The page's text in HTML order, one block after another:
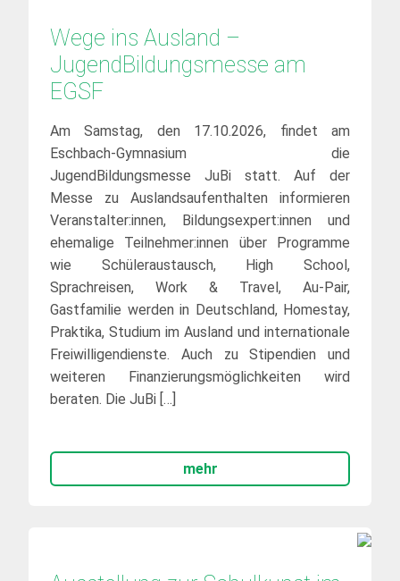
Wege ins Ausland –
JugendBildungsmesse am
EGSF
Am Samstag, den 17.10.2026, findet am
Eschbach-Gymnasium die
JugendBildungsmesse JuBi statt. Auf der
Messe zu Auslandsaufenthalten informieren
Veranstalter:innen, Bildungsexpert:innen und
ehemalige Teilnehmer:innen über Programme
wie Schüleraustausch, High School,
Sprachreisen, Work & Travel, Au-Pair,
Gastfamilie werden in Deutschland, Homestay,
Praktika, Studium im Ausland und internationale
Freiwilligendienste. Auch zu Stipendien und
weiteren Finanzierungsmöglichkeiten wird
beraten. Die JuBi […]
mehr